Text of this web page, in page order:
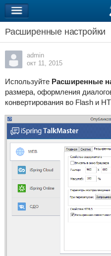
Расширенные настройки
admin
окт 11, 2015
Используйте Расширенные
размера, оформления
конвертирования во Flash и